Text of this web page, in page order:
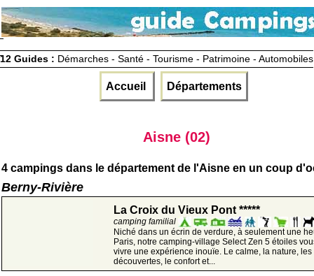
12 Guides : Démarches - Santé - Tourisme - Patrimoine - Automobiles
Accueil Départements
Aisne (02)
4 campings dans le département de l'Aisne en un coup
Berny-Rivière
La Croix du Vieux Pont *****
camping familial
Niché dans un écrin de verdure, à seulement une
Paris, notre camping-village Select Zen 5 étoiles
vivre une expérience inouïe. Le calme, la nature, les
découvertes, le confort et...